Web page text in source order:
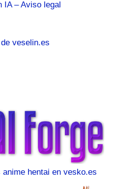
IA – Aviso legal
veselin.es